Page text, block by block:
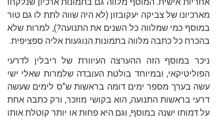
מארכיונו של צביקה יעקובזון (לא היה שווה לתת לו גם טור
במוסף כמי שמלווה כל השנים את התנועה?), למרות שלא
בהכרח כל כתבה מלווה בתמונות הנוגעות אליה ספציפית.
ניכר במוסף הזה ההערצה העיוורת של ריבלין לדרעי
הפוליטיקאי, ובמיוחד בולטת העובדה שלמרות שאלי ישי
עשה בערך מספר ימים דומה בראשות ש”ס לימים שעשה
דרעי בראשות התנועה, הוא בקושי מוזכר, ורק כתבה אחת
על דמותו ישנה במוסף, וגם היא פחות או יותר קוטלת אותו